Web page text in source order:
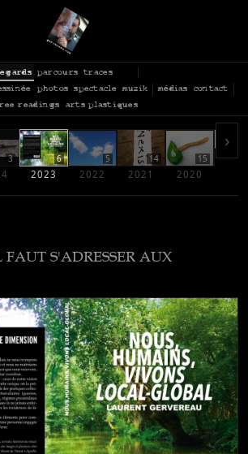
parcours
traces
photos spectacle muzik médias
contact
readings
arts plastiques
3 6
2023
5
2022
14
2021
15
2020
›
S'ADRESSER AUX